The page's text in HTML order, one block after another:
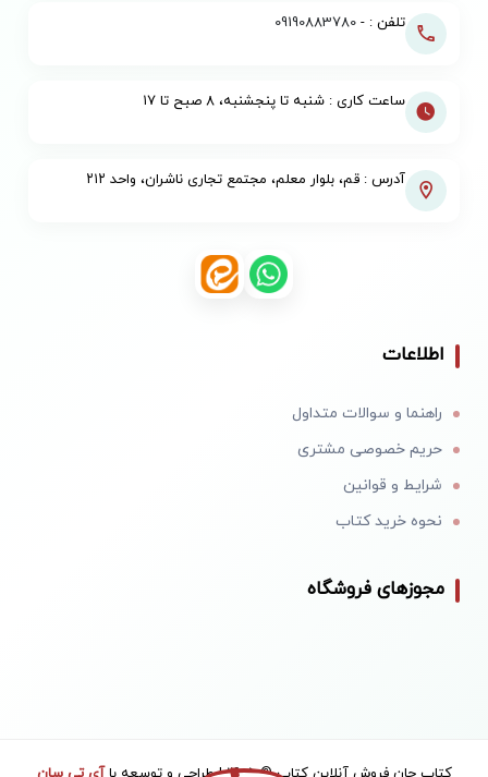
تلفن : -09190883780
ساعت کاری : شنبه تا پنجشنبه، ۸ صبح تا ۱۷
آدرس : قم، بلوار معلم، مجتمع تجاری ناشران، واحد ۲۱۲
اطلاعات
راهنما و سوالات متداول
حریم خصوصی مشتری
شرایط و قوانین
نحوه خرید کتاب
مجوزهای فروشگاه